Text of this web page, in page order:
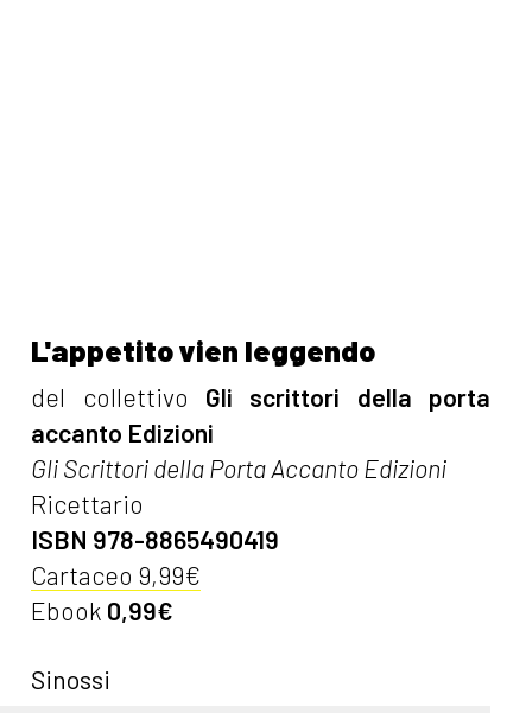
L'appetito vien leggendo
del collettivo Gli scrittori della porta
accanto Edizioni
Gli Scrittori della Porta Accanto Edizioni
Ricettario
ISBN 978-8865490419
Cartaceo 9,99€
Ebook 0,99€
Sinossi